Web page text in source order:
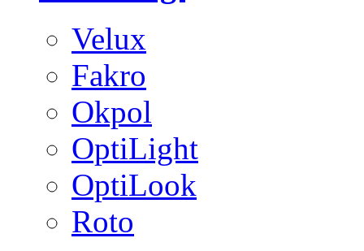
Velux
Fakro
Okpol
OptiLight
OptiLook
Roto